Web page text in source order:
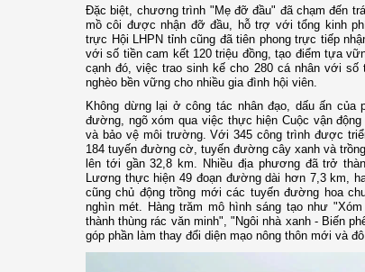
Đặc biệt, chương trình "Mẹ đỡ đầu" đã chạm đến
mồ côi được nhận đỡ đầu, hỗ trợ với tổng kinh
trực Hội LHPN tỉnh cũng đã tiên phong trực tiếp
với số tiền cam kết 120 triệu đồng, tạo điểm tựa
cạnh đó, việc trao sinh kế cho 280 cá nhân với
nghèo bền vững cho nhiều gia đình hội viên.
Không dừng lại ở công tác nhân đạo, dấu ấn của
đường, ngõ xóm qua việc thực hiện Cuộc vận
và bảo vệ môi trường. Với 345 công trình được
184 tuyến đường cờ, tuyến đường cây xanh và
lên tới gần 32,8 km. Nhiều địa phương đã trở
Lương thực hiện 49 đoạn đường dài hơn 7,3 km,
cũng chủ động trồng mới các tuyến đường hoa
nghìn mét. Hàng trăm mô hình sáng tạo như
thành thùng rác văn minh", "Ngôi nhà xanh - Biến
góp phần làm thay đổi diện mạo nông thôn mới và